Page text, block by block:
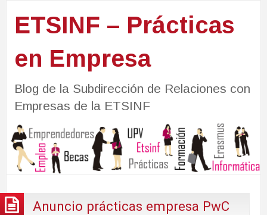
ETSINF – Prácticas
en Empresa
Blog de la Subdirección de Relaciones con
Empresas de la ETSINF
Anuncio prácticas empresa PwC